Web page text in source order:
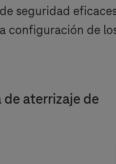
seguridad
configuración de
aterrizaje de